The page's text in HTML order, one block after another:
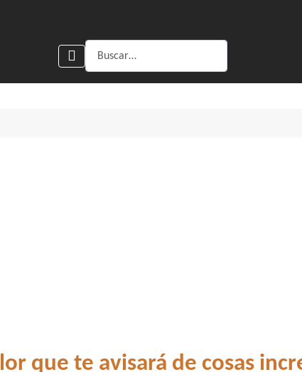
Buscar
que te avisará de cosas